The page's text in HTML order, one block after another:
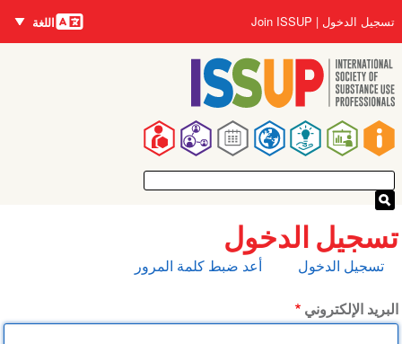
إلى
المحتوى
الرئيسي
Main
navigation
User
account
menu
تسجيل الدخول Join ISSUP اللغات
اللغة
تسجيل الدخول
التبويبات
الأساسية
تسجيل الدخول أعد ضبط كلمة المرور
البريد الإلكتروني